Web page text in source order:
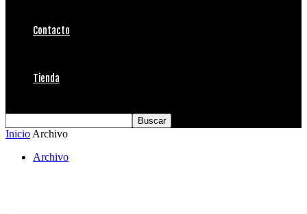
Contacto
Tienda
Inicio Archivo
Archivo